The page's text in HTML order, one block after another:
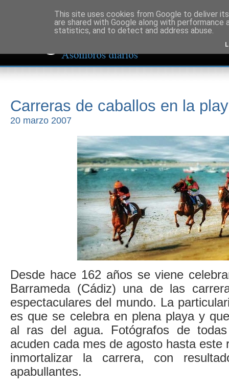
Carreras de caballos en la
20 marzo 2007
Desde hace 162 años se viene
Barrameda (Cádiz) una de las
espectaculares del mundo. La
es que se celebra en plena playa y
al ras del agua. Fotógrafos de
acuden cada mes de agosto hasta este
inmortalizar la carrera, con
apabullantes.
This site uses cookies from Google to deliver
are shared with Google along with
statistics, and to detect and address abuse.